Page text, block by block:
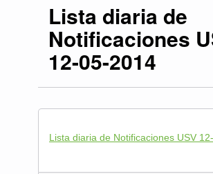
Lista diaria de
Notificaciones
12-05-2014
Lista diaria de Notificaciones USV